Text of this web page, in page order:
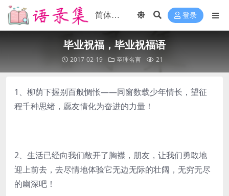
登录
毕业祝福，毕业祝福语
2017-02-19 至理名言 21
1、柳荫下握别百般惆怅――同窗数载少年情长，望征
程千种思绪，愿友情化为奋进的力量！
2、生活已经向我们敞开了胸襟，朋友，让我们勇敢地
迎上前去，去尽情地体验它无边无际的壮阔，无穷无尽
的幽深吧！